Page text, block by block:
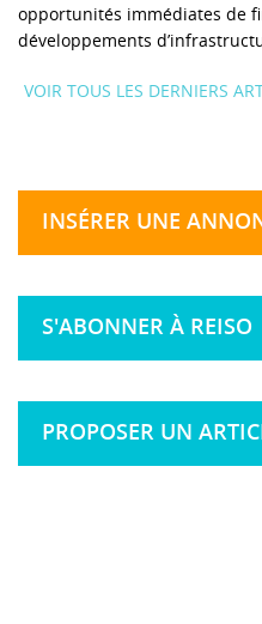
opportunités immédiates de
développements
VOIR TOUS LES DERNIERS
INSÉRER UNE
S'ABONNER À REISO
PROPOSER UN